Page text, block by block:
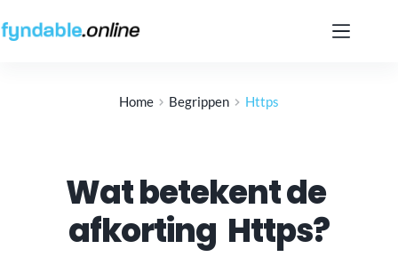
naar
de
Home Begrippen Https
Wat betekent de
afkorting Https?